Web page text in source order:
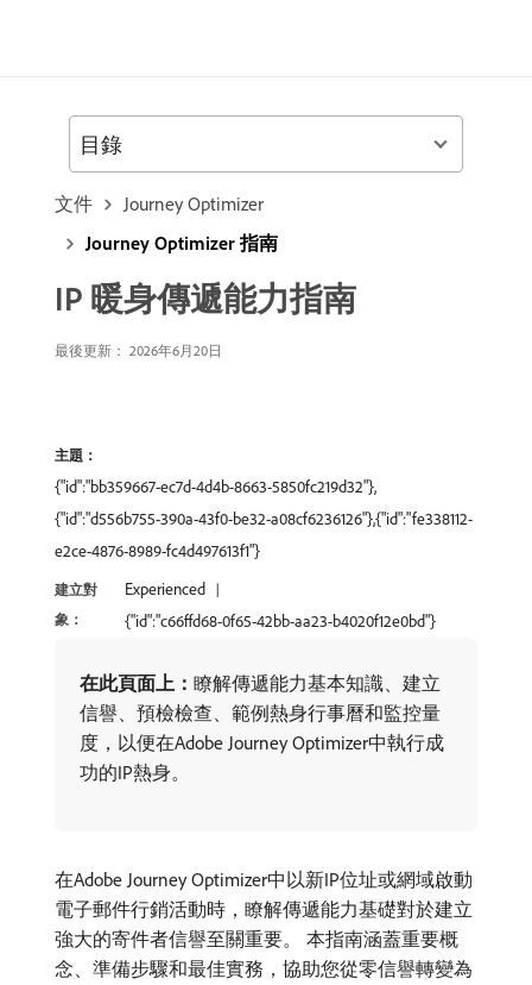
文件
Journey Optimizer
Journey Optimizer 指南
IP 暖身傳遞能力指南
最後更新： 2026年6月20日
主題：
{"id":"bb359667-ec7d-4d4b-8663-5850fc219d32"},
{"id":"d556b755-390a-43f0-be32-a08cf6236126"},{"id":"fe338112-
e2ce-4876-8989-fc4d497613f1"}
建立對
象：
Experienced
{"id":"c66ffd68-0f65-42bb-aa23-b4020f12e0bd"}
在此頁面上： ​瞭解傳遞能力基本知識、建立
信譽、預檢檢查、範例熱身行事曆和監控量
度，以便在Adobe Journey Optimizer中執行成
功的IP熱身。
在Adobe Journey Optimizer中以新IP位址或網域啟動
電子郵件行銷活動時，瞭解傳遞能力基礎對於建立
強大的寄件者信譽至關重要。 本指南涵蓋重要概
念、準備步驟和最佳實務，協助您從零信譽轉變為
目錄